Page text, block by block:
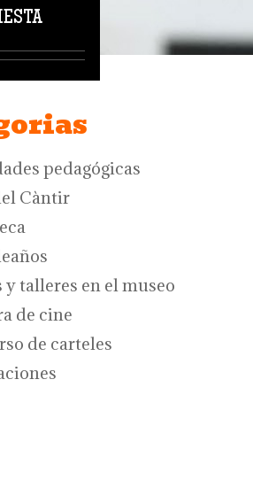
pedagógicas
Càntir
y talleres en el museo
de cine
de carteles